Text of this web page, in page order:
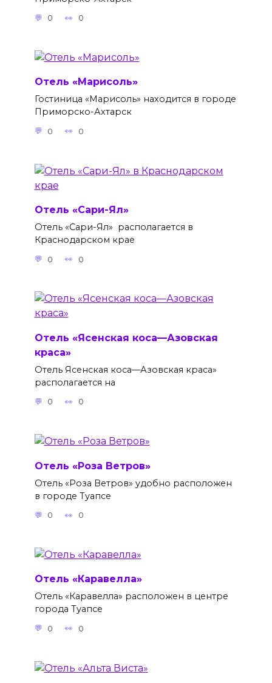
0 0
Отель «Марисоль»
Гостиница «Марисоль» находится в городе
Приморско-Ахтарск
0 0
Отель «Сари-Ял»
Отель «Сари-Ял» располагается в
Краснодарском крае
0 0
Отель «Ясенская коса—Азовская
краса»
Отель Ясенская коса—Азовская краса»
располагается на
0 0
Отель «Роза Ветров»
Отель «Роза Ветров» удобно расположен
в городе Туапсе
0 0
Отель «Каравелла»
Отель «Каравелла» расположен в центре
города Туапсе
0 0